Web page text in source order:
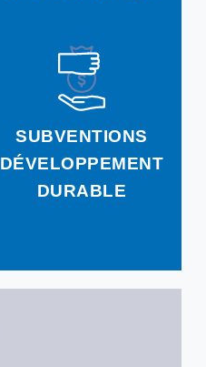
SUBVENTIONS
DÉVELOPPEMENT
DURABLE